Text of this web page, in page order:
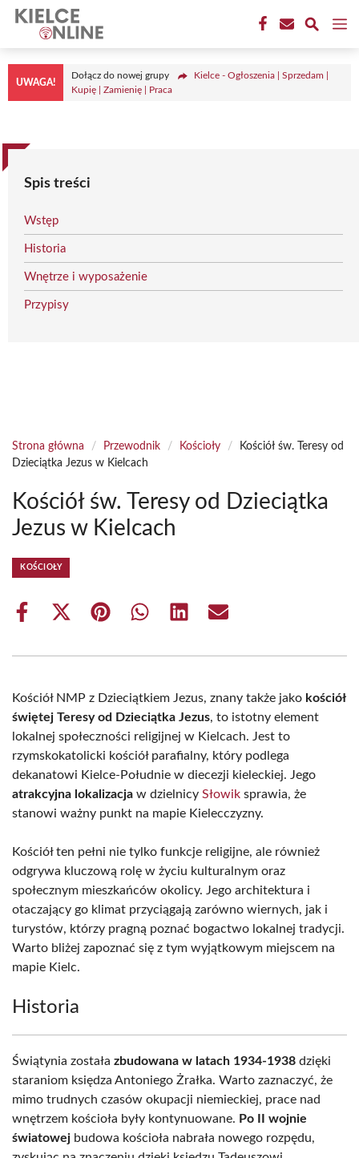
Przejdź
treści
UWAGA!
Dołącz do nowej grupy
Kielce - Ogłoszenia | Sprzedam |
Kupię | Zamienię | Praca
Spis treści
Wstęp
Historia
Wnętrze i wyposażenie
Przypisy
Strona główna / Przewodnik / Kościoły /
Kościół św. Teresy od
Dzieciątka Jezus w Kielcach
Kościół św. Teresy od Dzieciątka
Jezus w Kielcach
KOŚCIOŁY
Share
Share
(Twitter)
Share Share Share Share
Kościół NMP z Dzieciątkiem Jezus, znany także jako kościół
świętej Teresy od Dzieciątka Jezus, to istotny element
lokalnej społeczności religijnej w Kielcach. Jest to
rzymskokatolicki kościół parafialny, który podlega
dekanatowi Kielce-Południe w diecezji kieleckiej. Jego
atrakcyjna lokalizacja w dzielnicy Słowik sprawia, że
stanowi ważny punkt na mapie Kielecczyzny.
Kościół ten pełni nie tylko funkcje religijne, ale również
odgrywa kluczową rolę w życiu kulturalnym oraz
społecznym mieszkańców okolicy. Jego architektura i
otaczający go klimat przyciągają zarówno wiernych, jak i
turystów, którzy pragną poznać bogactwo lokalnej tradycji.
Warto bliżej zapoznać się z tym wyjątkowym miejscem na
mapie Kielc.
Historia
Świątynia została zbudowana w latach 1934-1938 dzięki
staraniom księdza Antoniego Żrałka. Warto zaznaczyć, że
mimo trudnych czasów okupacji niemieckiej, prace nad
wnętrzem kościoła były kontynuowane. Po II wojnie
światowej budowa kościoła nabrała nowego rozpędu,